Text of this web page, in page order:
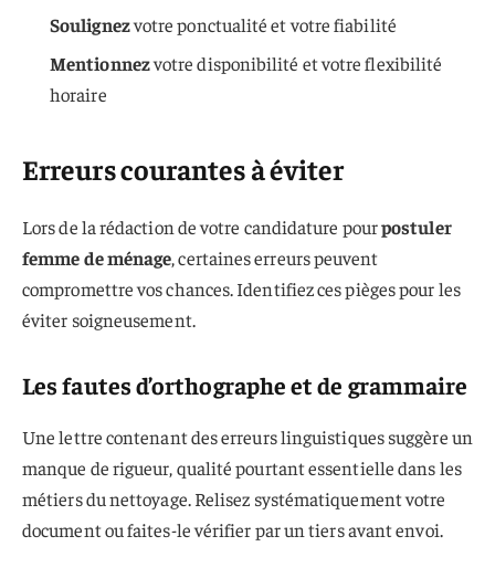
Soulignezvotre ponctualité et votre fiabilité
Mentionnezvotre disponibilité et votre flexibilité
horaire
Erreurs courantes à éviter
Lors de la rédaction de votre candidature pourpostuler
femme de ménage, certaines erreurs peuvent
compromettre vos chances. Identifiez ces pièges pour les
éviter soigneusement.
Les fautes d’orthographe et de grammaire
Une lettre contenant des erreurs linguistiques suggère un
manque de rigueur, qualité pourtant essentielle dans les
métiers du nettoyage. Relisez systématiquement votre
document ou faites-le vérifier par un tiers avant envoi.